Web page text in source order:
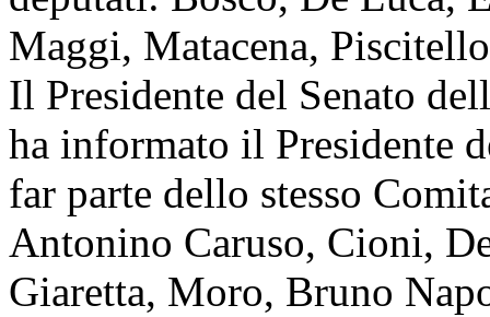
Maggi, Matacena,
Il Presidente del Senato
ha informato il Presidente
far parte dello stesso
Antonino Caruso, Cioni,
Giaretta, Moro, Bruno